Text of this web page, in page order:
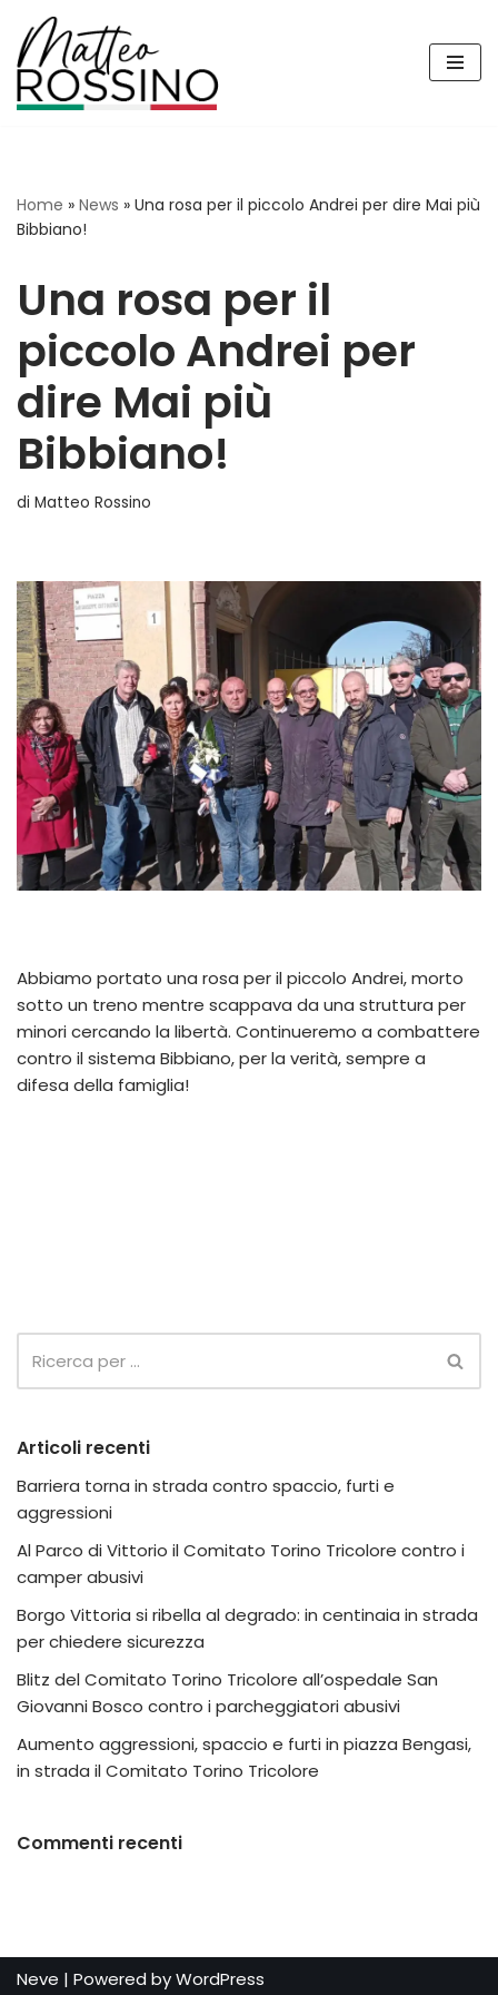
Vai
al
contenuto
Home » News » Una rosa per il piccolo Andrei per dire Mai più
Bibbiano!
Una rosa per il
piccolo Andrei per
dire Mai più
Bibbiano!
di Matteo Rossino
Abbiamo portato una rosa per il piccolo Andrei, morto
sotto un treno mentre scappava da una struttura per
minori cercando la libertà. Continueremo a combattere
contro il sistema Bibbiano, per la verità, sempre a
difesa della famiglia!
Articoli recenti
Barriera torna in strada contro spaccio, furti e
aggressioni
Al Parco di Vittorio il Comitato Torino Tricolore contro i
camper abusivi
Borgo Vittoria si ribella al degrado: in centinaia in strada
per chiedere sicurezza
Blitz del Comitato Torino Tricolore all’ospedale San
Giovanni Bosco contro i parcheggiatori abusivi
Aumento aggressioni, spaccio e furti in piazza Bengasi,
in strada il Comitato Torino Tricolore
Commenti recenti
Neve | Powered byWordPress